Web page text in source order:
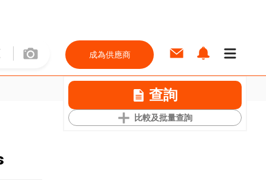
成為供應商
查詢
比較及批量查詢